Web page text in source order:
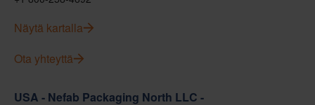
Näytä kartalla
Ota yhteyttä
USA - Nefab Packaging North LLC -